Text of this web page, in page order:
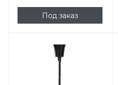
Под заказ